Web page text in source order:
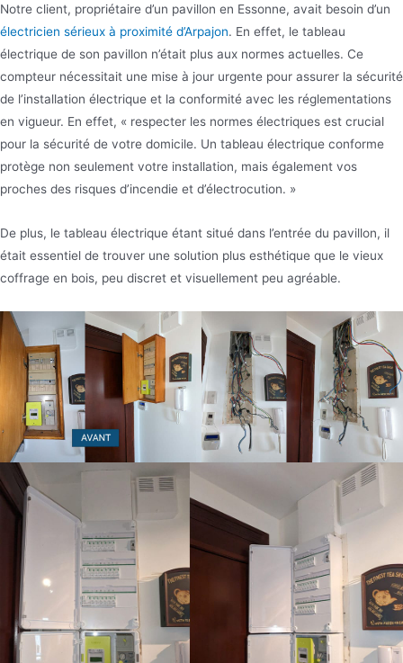
Notre client, propriétaire d’un pavillon en Essonne, avait besoin d’un
électricien sérieux à proximité d’Arpajon. En effet, le tableau
électrique de son pavillon n’était plus aux normes actuelles. Ce
compteur nécessitait une mise à jour urgente pour assurer la sécurité
de l’installation électrique et la conformité avec les réglementations
en vigueur. En effet, « respecter les normes électriques est crucial
pour la sécurité de votre domicile. Un tableau électrique conforme
protège non seulement votre installation, mais également vos
proches des risques d’incendie et d’électrocution. »
De plus, le tableau électrique étant situé dans l’entrée du pavillon, il
était essentiel de trouver une solution plus esthétique que le vieux
coffrage en bois, peu discret et visuellement peu agréable.